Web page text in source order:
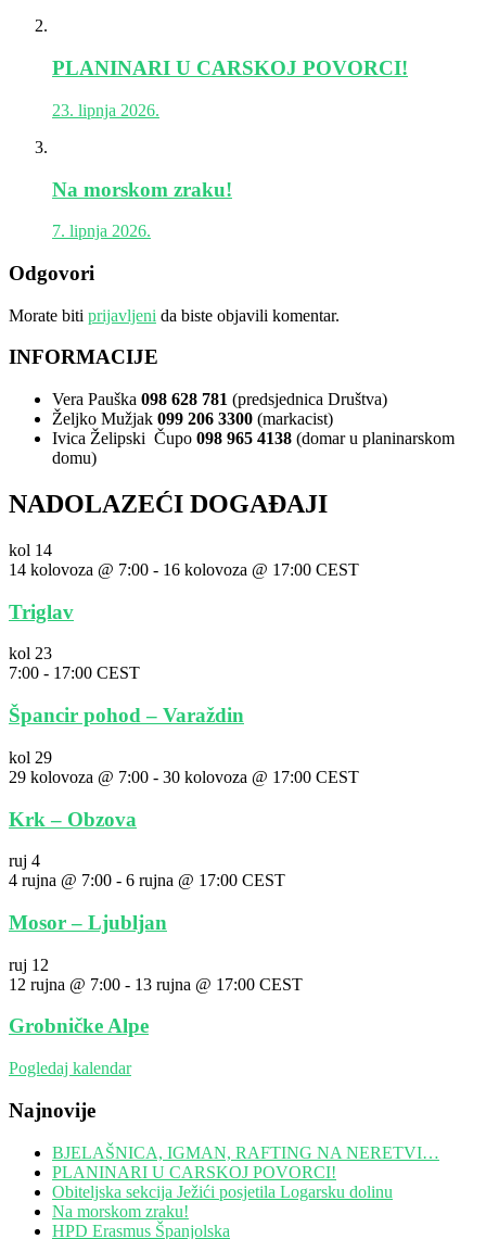
PLANINARI U CARSKOJ POVORCI!
23. lipnja 2026.
Na morskom zraku!
7. lipnja 2026.
Odgovori
Morate biti prijavljeni da biste objavili komentar.
INFORMACIJE
Vera Pauška 098 628 781 (predsjednica Društva)
Željko Mužjak 099 206 3300 (markacist)
Ivica Želipski Čupo 098 965 4138 (domar u planinarskom
domu)
NADOLAZEĆI DOGAĐAJI
kol 14
14 kolovoza @ 7:00 - 16 kolovoza @ 17:00 CEST
Triglav
kol 23
7:00 - 17:00 CEST
Špancir pohod – Varaždin
kol 29
29 kolovoza @ 7:00 - 30 kolovoza @ 17:00 CEST
Krk – Obzova
ruj 4
4 rujna @ 7:00 - 6 rujna @ 17:00 CEST
Mosor – Ljubljan
ruj 12
12 rujna @ 7:00 - 13 rujna @ 17:00 CEST
Grobničke Alpe
Pogledaj kalendar
Najnovije
BJELAŠNICA, IGMAN, RAFTING NA NERETVI…
PLANINARI U CARSKOJ POVORCI!
Obiteljska sekcija Ježići posjetila Logarsku dolinu
Na morskom zraku!
HPD Erasmus Španjolska